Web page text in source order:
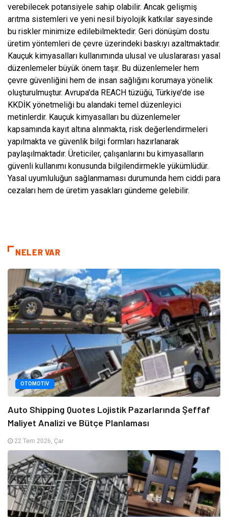
verebilecek potansiyele sahip olabilir. Ancak gelişmiş
arıtma sistemleri ve yeni nesil biyolojik katkılar sayesinde
bu riskler minimize edilebilmektedir. Geri dönüşüm dostu
üretim yöntemleri de çevre üzerindeki baskıyı azaltmaktadır.
Kauçuk kimyasalları kullanımında ulusal ve uluslararası yasal
düzenlemeler büyük önem taşır. Bu düzenlemeler hem
çevre güvenliğini hem de insan sağlığını korumaya yönelik
oluşturulmuştur. Avrupa'da REACH tüzüğü, Türkiye’de ise
KKDİK yönetmeliği bu alandaki temel düzenleyici
metinlerdir. Kauçuk kimyasalları bu düzenlemeler
kapsamında kayıt altına alınmakta, risk değerlendirmeleri
yapılmakta ve güvenlik bilgi formları hazırlanarak
paylaşılmaktadır. Üreticiler, çalışanlarını bu kimyasalların
güvenli kullanımı konusunda bilgilendirmekle yükümlüdür.
Yasal uyumluluğun sağlanmaması durumunda hem ciddi para
cezaları hem de üretim yasakları gündeme gelebilir.
NELER VAR
OTOMOTIV
Auto Shipping Quotes Lojistik Pazarlarında Şeffaf
Maliyet Analizi ve Bütçe Planlaması
22 Tem 2026, Çar